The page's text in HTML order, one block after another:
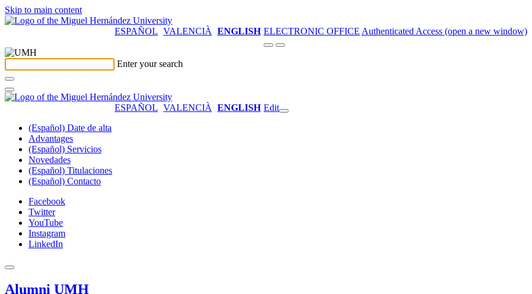
Skip to main content
ESPAÑOL VALENCIÀ ENGLISH ELECTRONIC OFFICE Authenticated Access (open a new window)
Enter your search
ESPAÑOL VALENCIÀ ENGLISH Edit
(Español) Date de alta
Advantages
(Español) Servicios
Novedades
(Español) Titulaciones
(Español) Contacto
Facebook
Twitter
YouTube
Instagram
LinkedIn
Alumni UMH